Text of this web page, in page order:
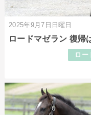
2025年9月7日日曜日
ロードマゼラン 復帰
ロー